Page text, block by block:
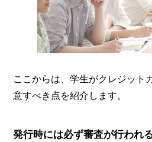
ここからは、学生がクレジット
意すべき点を紹介します。
発行時には必ず審査が行われ